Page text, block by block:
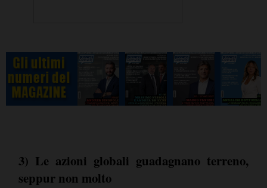
3) Le azioni globali guadagnano terreno,
seppur non molto